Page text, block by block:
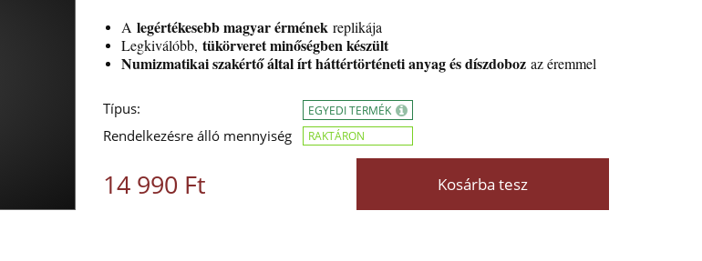
A legértékesebb magyar érmének replikája
Legkiválóbb, tükörveret minőségben készült
Numizmatikai szakértő által írt háttértörténeti anyag és díszdoboz az éremmel
Típus:
Rendelkezésre álló mennyiség
EGYEDI TERMÉK
RAKTÁRON
14 990 Ft Kosárba tesz